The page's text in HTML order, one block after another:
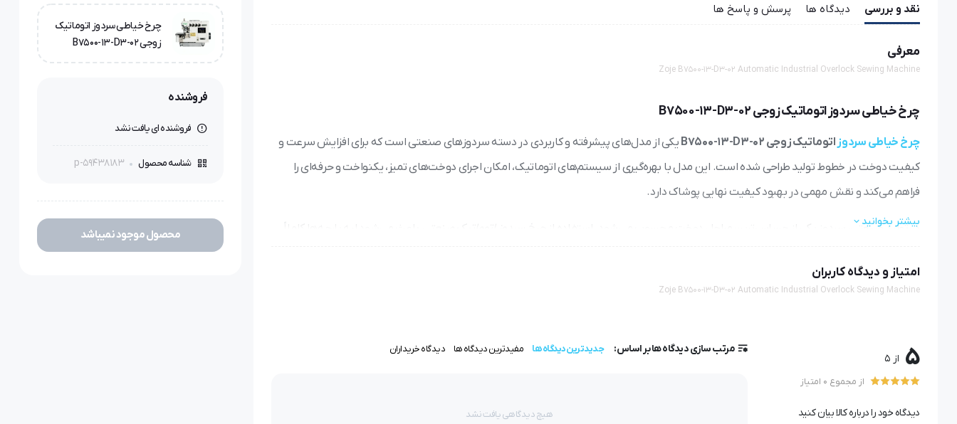
نقد و بررسی دیدگاه ها پرسش و پاسخ ها
معرفی
Zoje B7500-13-D3-02 Automatic Industrial Overlock Sewing Machine
چرخ خیاطی سردوز اتوماتیک زوجی B7500-13-D3-02
چرخ خیاطی سردوز اتوماتیک زوجی B7500-13-D3-02
یکی از مدل‌های پیشرفته و کاربردی در دسته سردوزهای صنعتی است که برای افزایش سرعت و
کیفیت دوخت در خطوط تولید طراحی شده است. این مدل با بهره‌گیری از سیستم‌های اتوماتیک، امکان اجرای دوخت‌های تمیز، یکنواخت و حرفه‌ای را
فراهم می‌کند و نقش مهمی در بهبود کیفیت نهایی پوشاک دارد.
در تولید صنعتی، سردوز یکی از حساس‌ترین مراحل دوخت محسوب می‌شود. استفاده از
اتوماتیک دستگاه باعث کاهش دخالت اپراتور و افزایش یکنواختی دوخت در حجم کاری بالا می‌شود.
سردوز اتوماتیک یعنی چه؟
بیشتر بخوانید
امتیاز و دیدگاه کاربران
Zoje B7500-13-D3-02 Automatic Industrial Overlock Sewing Machine
5 از 5
از مجموع 0 امتیاز
دیدگاه خود را درباره کالا بیان کنید
مرتب سازی دیدگاه ها بر اساس: جدیدترین دیدگاه ها مفیدترین دیدگاه ها دیدگاه خریداران
هیچ دیدگاهی یافت نشد
چرخ خیاطی سردوز اتوماتیک
زوجی B7500-13-D3-02
فروشنده
فروشنده ای یافت نشد
شناسه محصول p-59438183
محصول موجود نمیباشد